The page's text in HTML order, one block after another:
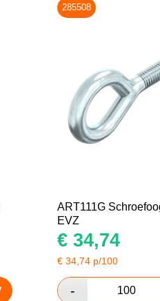
285508
ART111G
EVZ
€34,74
€ 34,74p/100